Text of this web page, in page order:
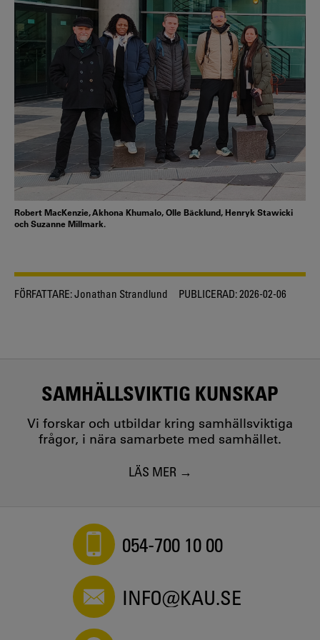
Robert MacKenzie, Akhona Khumalo, Olle Bäcklund, Henryk Stawicki
och Suzanne Millmark.
FÖRFATTARE:Jonathan Strandlund PUBLICERAD:2026-02-06
SAMHÄLLSVIKTIG KUNSKAP
Vi forskar och utbildar kring samhällsviktiga
frågor, i nära samarbete med samhället.
LÄS MER
054-700 10 00
INFO@KAU.SE